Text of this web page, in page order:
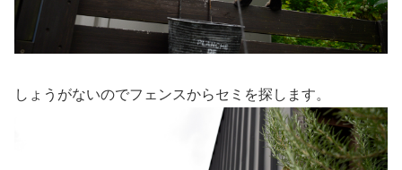
しょうがないのでフェンスからセミを探します。